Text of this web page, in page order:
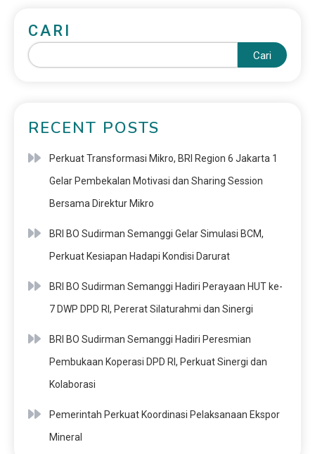
CARI
Cari
RECENT POSTS
Perkuat Transformasi Mikro, BRI Region 6 Jakarta 1
Gelar Pembekalan Motivasi dan Sharing Session
Bersama Direktur Mikro
BRI BO Sudirman Semanggi Gelar Simulasi BCM,
Perkuat Kesiapan Hadapi Kondisi Darurat
BRI BO Sudirman Semanggi Hadiri Perayaan HUT ke-
7 DWP DPD RI, Pererat Silaturahmi dan Sinergi
BRI BO Sudirman Semanggi Hadiri Peresmian
Pembukaan Koperasi DPD RI, Perkuat Sinergi dan
Kolaborasi
Pemerintah Perkuat Koordinasi Pelaksanaan Ekspor
Mineral